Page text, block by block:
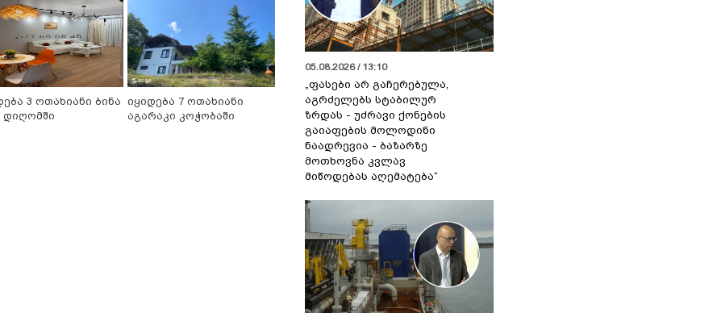
3 ოთახიანი ბინა იყიდება 7 ოთახიანი
აგარაკი კოჭობაში
05.08.2026 / 13:10
„ფასები არ გაჩერებულა,
აგრძელებს სტაბილურ
ზრდას - უძრავი ქონების
გაიაფების მოლოდინი
ნაადრევია - ბაზარზე
მოთხოვნა კვლავ
მიწოდებას აღემატება“